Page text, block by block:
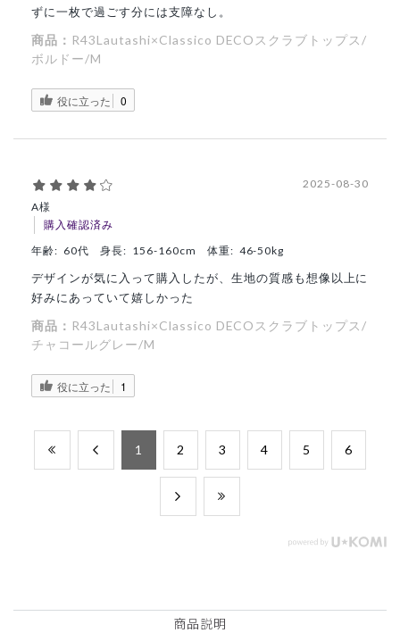
ずに一枚で過ごす分には支障なし。
商品： R43Lautashi×Classico DECOスクラブトップス/
ボルドー/M
役に立った 0
A様
購入確認済み
2025-08-30
年齢: 60代 身長: 156-160cm 体重: 46-50kg
デザインが気に入って購入したが、生地の質感も想像以上に
好みにあっていて嬉しかった
商品： R43Lautashi×Classico DECOスクラブトップス/
チャコールグレー/M
役に立った 1
​1 ​2 ​3 ​4 ​5 ​6
商品説明